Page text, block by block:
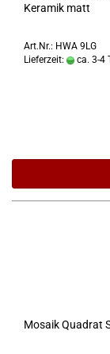
Keramik matt
Art.Nr.: HWA 9LG
Lieferzeit:
ca. 3-4
Mosaik Quadrat